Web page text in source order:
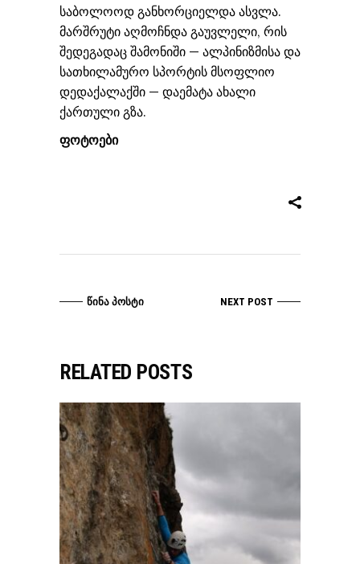
საბოლოოდ განხორციელდა ასვლა.
მარშრუტი აღმოჩნდა გაუვლელი, რის
შედეგადაც შამონიში — ალპინიზმისა და
სათხილამურო სპორტის მსოფლიო
დედაქალაქში — დაემატა ახალი
ქართული გზა.
ფოტოები
ᲬᲘᲜᲐ ᲞᲝᲡᲢᲘ NEXT POST
RELATED POSTS